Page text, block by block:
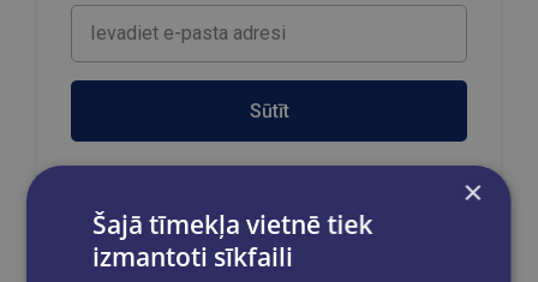
Sūtīt
Reģistrējies un saņem 10% atlaidi pilnas
cenas precēm.
×
Šajā tīmekļa vietnē tiek
izmantoti sīkfaili